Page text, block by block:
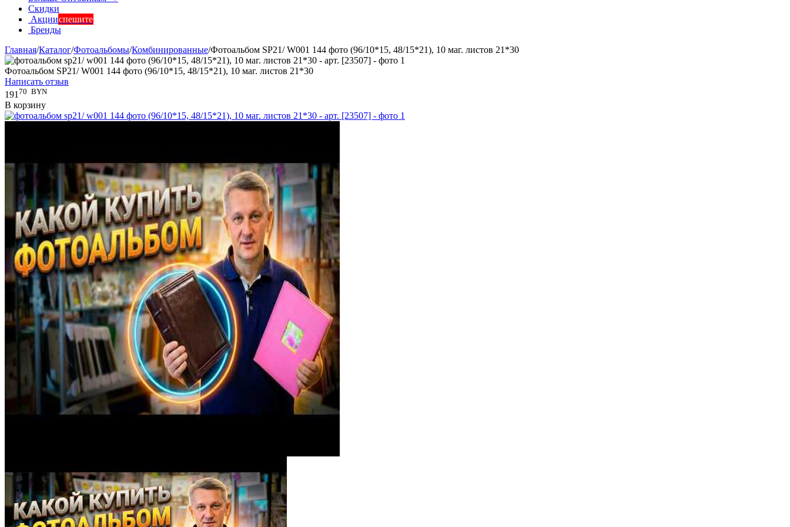
Скидки
Акцииспешите
Бренды
Главная/Каталог/Фотоальбомы/Комбинированные/Фотоальбом SP21/ W001 144 фото (96/10*15, 48/15*21), 10 маг. листов 21*30
Фотоальбом SP21/ W001 144 фото (96/10*15, 48/15*21), 10 маг. листов 21*30
Написать отзыв
191 70 BYN
В корзину